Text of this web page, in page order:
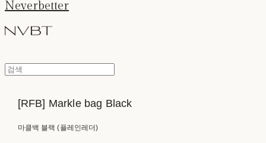
Neverbetter
[RFB] Markle bag Black
마클백 블랙 (플레인레더)